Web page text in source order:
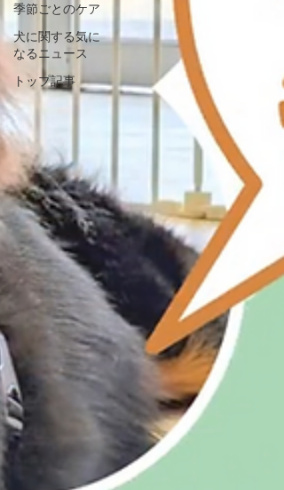
季節ごとのケア
犬に関する気に
なるニュース
トップ記事